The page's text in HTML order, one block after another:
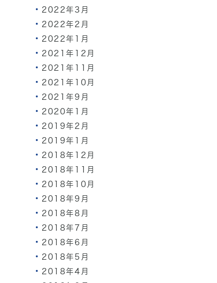
2022年3月
2022年2月
2022年1月
2021年12月
2021年11月
2021年10月
2021年9月
2020年1月
2019年2月
2019年1月
2018年12月
2018年11月
2018年10月
2018年9月
2018年8月
2018年7月
2018年6月
2018年5月
2018年4月